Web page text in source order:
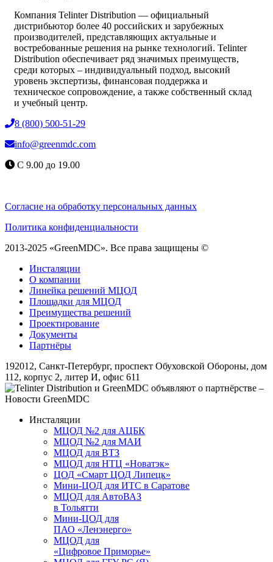
Компания Telinter Distribution — официальный
дистрибьютор более 40 российских и зарубежных
производителей, представляющих актуальные и
востребованные решения на рынке технологий. Telinter
Distribution обеспечивает ряд значимых преимуществ,
среди которых – индивидуальный подход, высокий
уровень экспертизы, финансовая поддержка и
техническое сопровождение, а также собственный склад
и учебный центр.
8 (800) 500-51-29
info@greenmdc.com
С 9.00 до 19.00
Согласие на обработку персональных данных
Политика конфиденциальности
2013-2025 «GreenMDC». Все права защищены ©
Инсталяции
О компании
Линейка решений МЦОД
Площадки для МЦОД
Преимущества решений
Проектирование
Документы
Партнёры
192012, Санкт-Петербург, проспект Обуховской Обороны, дом
112, корпус 2, литер И, офис 611
Инсталяции
МЦОД №2 для АЦБК
МЦОД №2 для МАИ
МЦОД для ВТЗ
МЦОД для НТЦ «Новатэк»
ЦОД «Смарт ЦОД Липецк»
Мини-ЦОД для ИТС в Саратове
МЦОД для АвтоВАЗ
в Тольятти
Мини-ЦОД для
ПАО «Ленэнерго»
МЦОД для
«Цифровое Приморье»